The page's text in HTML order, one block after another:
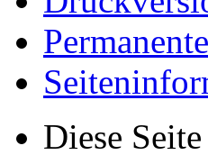
Diese